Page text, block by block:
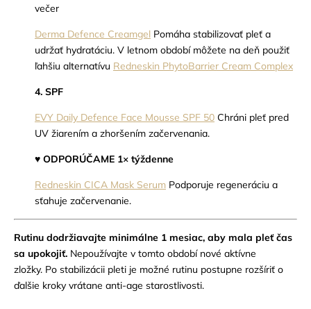
večer
Derma Defence Creamgel Pomáha stabilizovať pleť a
udržať hydratáciu. V letnom období môžete na deň použiť
ľahšiu alternatívu Redneskin PhytoBarrier Cream Complex
4. SPF
EVY Daily Defence Face Mousse SPF 50 Chráni pleť pred
UV žiarením a zhoršením začervenania.
♥ ODPORÚČAME 1× týždenne
Redneskin CICA Mask Serum Podporuje regeneráciu a
sťahuje začervenanie.
Rutinu dodržiavajte minimálne 1 mesiac, aby mala pleť čas
sa upokojiť. Nepoužívajte v tomto období nové aktívne
zložky. Po stabilizácii pleti je možné rutinu postupne rozšíriť o
ďalšie kroky vrátane anti-age starostlivosti.